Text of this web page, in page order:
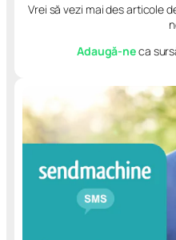
Vrei să vezi mai des articole
Adaugă-neca